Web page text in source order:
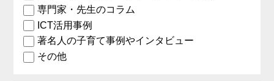
専門家・先生のコラム
ICT活用事例
著名人の子育て事例やインタビュー
その他